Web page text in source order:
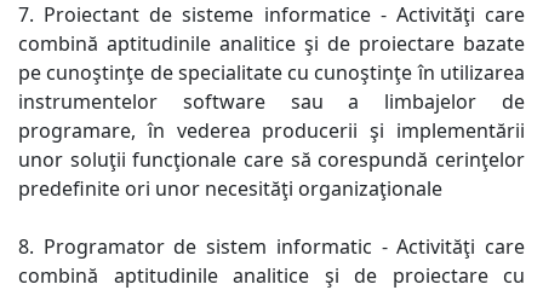
7. Proiectant de sisteme informatice - Activităţi care
combină aptitudinile analitice şi de proiectare bazate
pe cunoştinţe de specialitate cu cunoştinţe în utilizarea
instrumentelor software sau a limbajelor de
programare, în vederea producerii şi implementării
unor soluţii funcţionale care să corespundă cerinţelor
predefinite ori unor necesităţi organizaţionale
8. Programator de sistem informatic - Activităţi care
combină aptitudinile analitice şi de proiectare cu